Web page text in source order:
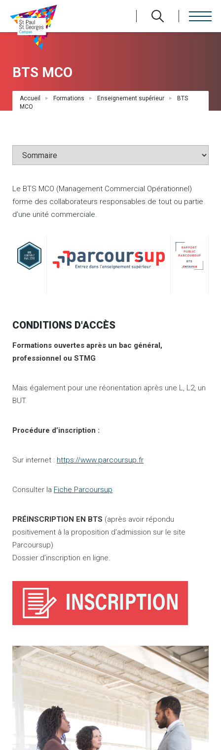
BTS MCO
Fil
d'Ariane
Accueil Formations Enseignement supérieur
BTS
MCO
Le BTS MCO (Management Commercial Opérationnel)
forme des collaborateurs responsables de tout ou partie
d’une unité commerciale.
CONDITIONS D'ACCÈS
Formations ouvertes après un bac général,
professionnel ou STMG
Mais également pour une réorientation après une L, L2, un
BUT.
Procédure d’inscription :
Sur internet : https://www.parcoursup.fr
Consulter la Fiche Parcoursup
PRÉINSCRIPTION EN BTS (après avoir répondu
positivement à la proposition d’admission sur le site
Parcoursup)
Dossier d’inscription en ligne.